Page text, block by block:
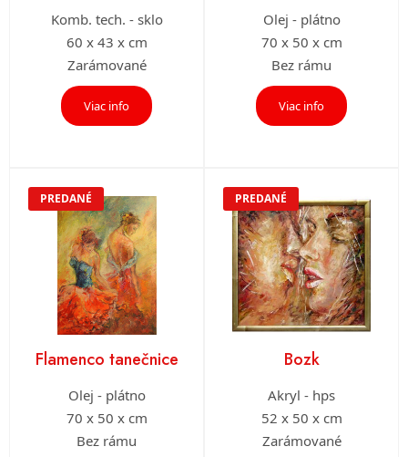
Komb. tech. - sklo
60 x 43 x cm
Zarámované
Viac info
Olej - plátno
70 x 50 x cm
Bez rámu
Viac info
PREDANÉ
Flamenco tanečnice
Olej - plátno
70 x 50 x cm
Bez rámu
PREDANÉ
Bozk
Akryl - hps
52 x 50 x cm
Zarámované